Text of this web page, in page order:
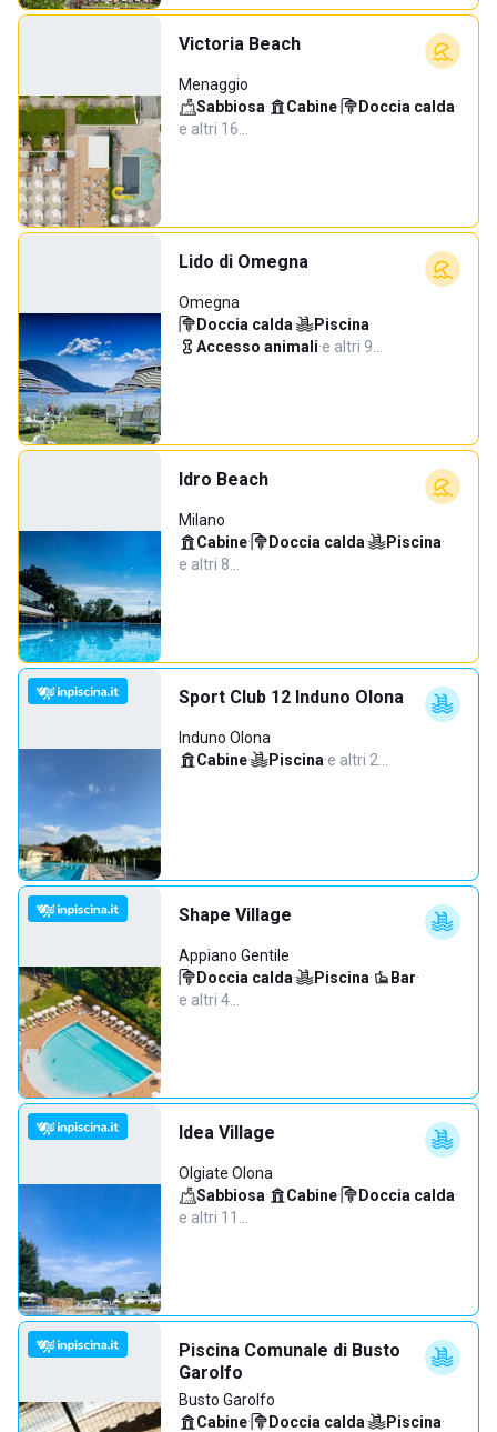
Victoria Beach
Menaggio
Sabbiosa· Cabine· Doccia calda·
e altri 16…
Lido di Omegna
Omegna
Doccia calda· Piscina·
Accesso animali·e altri 9…
Idro Beach
Milano
Cabine· Doccia calda· Piscina·
e altri 8…
Sport Club 12 Induno Olona
Induno Olona
Cabine· Piscina·e altri 2…
Shape Village
Appiano Gentile
Doccia calda· Piscina· Bar·
e altri 4…
Idea Village
Olgiate Olona
Sabbiosa· Cabine· Doccia calda·
e altri 11…
Piscina Comunale di Busto
Garolfo
Busto Garolfo
Cabine· Doccia calda· Piscina·